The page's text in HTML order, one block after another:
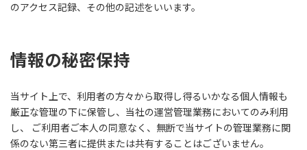
のアクセス記録、その他の記述をいいます。
情報の秘密保持
当サイト上で、利用者の方々から取得し得るいかなる個人情報も
厳正な管理の下に保管し、当社の運営管理業務においてのみ利用
し、 ご利用者ご本人の同意なく、無断で当サイトの管理業務に関
係のない第三者に提供または共有することはございません。